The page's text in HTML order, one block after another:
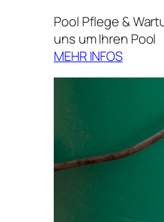
Pool Pflege &
uns um Ihren Pool
MEHR INFOS